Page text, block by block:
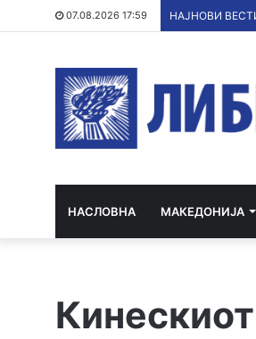
07.08.2026 17:59 НАЈНОВИ
НАСЛОВНА МАКЕДОНИЈА